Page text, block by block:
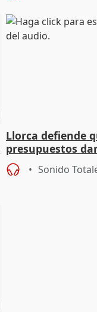
Llorca defiende
presupuestos
dice que no ha
Sonido